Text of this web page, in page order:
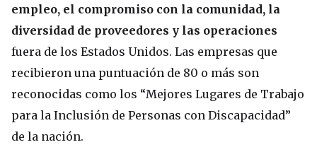
empleo, el compromiso con la comunidad, la
diversidad de proveedores y las operaciones
fuera de los Estados Unidos. Las empresas que
recibieron una puntuación de 80 o más son
reconocidas como los “Mejores Lugares de Trabajo
para la Inclusión de Personas con Discapacidad”
de la nación.